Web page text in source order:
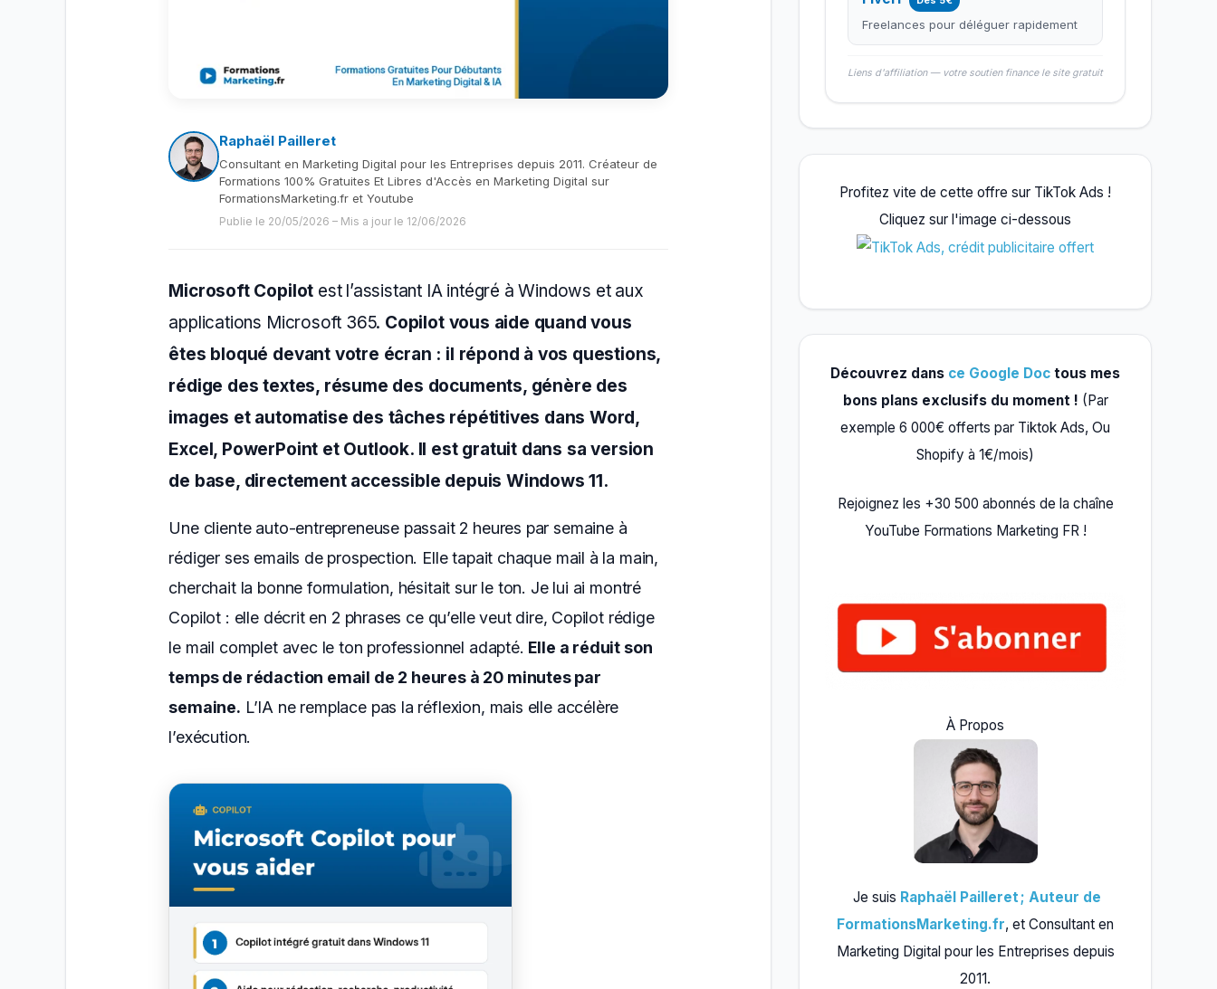
Raphaël Pailleret
Consultant en Marketing Digital pour les Entreprises depuis 2011. Créateur de
Formations 100% Gratuites Et Libres d'Accès en Marketing Digital sur
FormationsMarketing.fr et Youtube
Publie le 20/05/2026 – Mis a jour le 12/06/2026
Microsoft Copilot est l’assistant IA intégré à Windows et aux
applications Microsoft 365. Copilot vous aide quand vous
êtes bloqué devant votre écran : il répond à vos questions,
rédige des textes, résume des documents, génère des
images et automatise des tâches répétitives dans Word,
Excel, PowerPoint et Outlook. Il est gratuit dans sa version
de base, directement accessible depuis Windows 11.
Une cliente auto-entrepreneuse passait 2 heures par semaine à
rédiger ses emails de prospection. Elle tapait chaque mail à la main,
cherchait la bonne formulation, hésitait sur le ton. Je lui ai montré
Copilot : elle décrit en 2 phrases ce qu’elle veut dire, Copilot rédige
le mail complet avec le ton professionnel adapté. Elle a réduit son
temps de rédaction email de 2 heures à 20 minutes par
semaine. L’IA ne remplace pas la réflexion, mais elle accélère
l’exécution.
Freelances pour déléguer rapidement
Liens d'affiliation — votre soutien finance le site gratuit
Profitez vite de cette offre sur TikTok Ads !
Cliquez sur l'image ci-dessous
Découvrez dans ce Google Doc tous mes
bons plans exclusifs du moment ! (Par
exemple 6 000€ offerts par Tiktok Ads, Ou
Shopify à 1€/mois)
Rejoignez les +30 500 abonnés de la chaîne
YouTube Formations Marketing FR !
À Propos
Je suis Raphaël Pailleret ; Auteur de
FormationsMarketing.fr, et Consultant en
Marketing Digital pour les Entreprises depuis
2011.